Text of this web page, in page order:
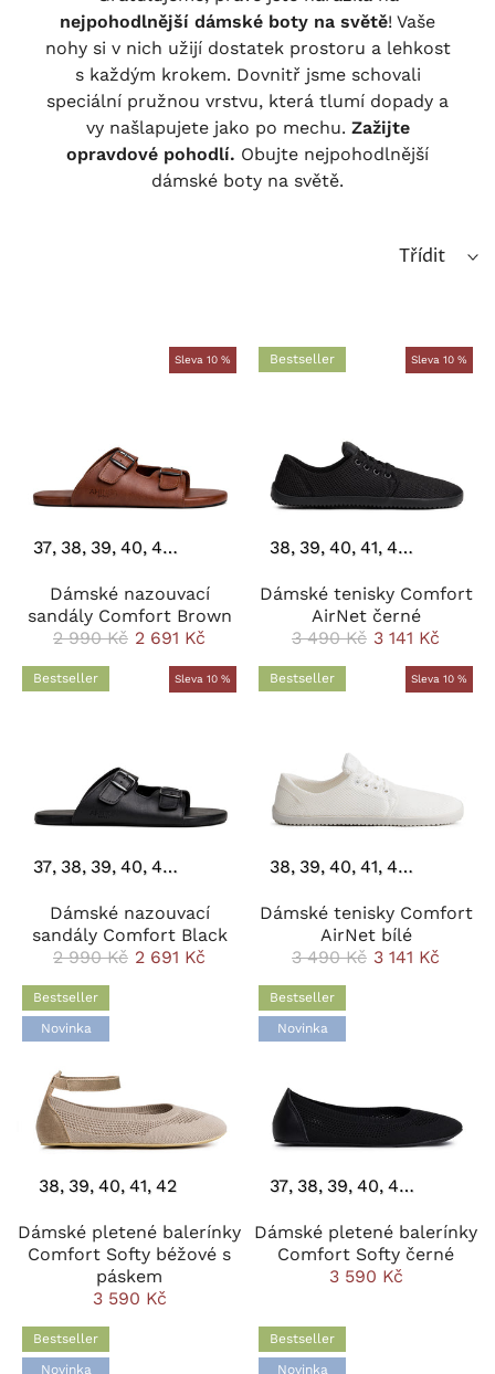
nejpohodlnější dámské boty na světě! Vaše
nohy si v nich užijí dostatek prostoru a lehkost
s každým krokem. Dovnitř jsme schovali
speciální pružnou vrstvu, která tlumí dopady a
vy našlapujete jako po mechu. Zažijte
opravdové pohodlí. Obujte nejpohodlnější
dámské boty na světě.
Třídit
Sleva 10 %
37 38 39 40 41
Dámské nazouvací
sandály Comfort Brown
2 990 Kč 2 691 Kč
Bestseller Sleva 10 %
38 39 40 41 42
Dámské tenisky Comfort
AirNet černé
3 490 Kč 3 141 Kč
Bestseller Sleva 10 %
37 38 39 40 41
Dámské nazouvací
sandály Comfort Black
2 990 Kč 2 691 Kč
Bestseller Sleva 10 %
38 39 40 41 42
Dámské tenisky Comfort
AirNet bílé
3 490 Kč 3 141 Kč
Bestseller
Novinka
38 39 40 41 42
Dámské pletené balerínky
Comfort Softy béžové s
páskem
3 590 Kč
Bestseller
Novinka
37 38 39 40 41
Dámské pletené balerínky
Comfort Softy černé
3 590 Kč
Bestseller
Novinka
Bestseller
Novinka